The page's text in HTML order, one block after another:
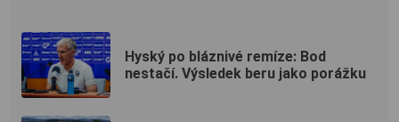
Hyský po bláznivé remíze: Bod
nestačí. Výsledek beru jako porážku